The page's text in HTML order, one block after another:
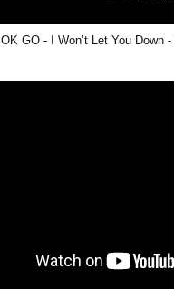
OK GO - I Won’t Let You Down